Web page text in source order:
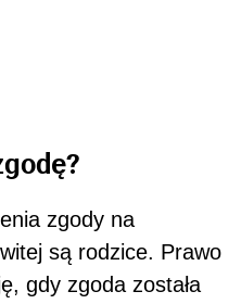
zgody na
są rodzice. Prawo
gdy zgoda została